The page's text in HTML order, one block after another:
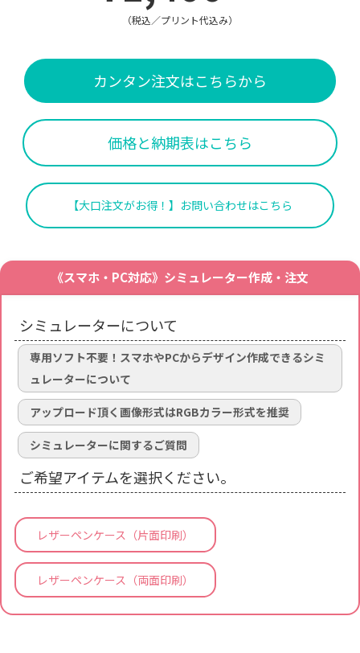
（税込／プリント代込み）
カンタン注文はこちらから
価格と納期表はこちら
【大口注文がお得！】お問い合わせはこちら
《スマホ・PC対応》シミュレーター作成・注文
シミュレーターについて
専用ソフト不要！スマホやPCからデザイン作成できるシミ
ュレーターについて
アップロード頂く画像形式はRGBカラー形式を推奨
シミュレーターに関するご質問
ご希望アイテムを選択ください。
レザーペンケース（片面印刷）
レザーペンケース（両面印刷）